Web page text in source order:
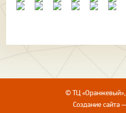
© ТЦ
Создание сайта